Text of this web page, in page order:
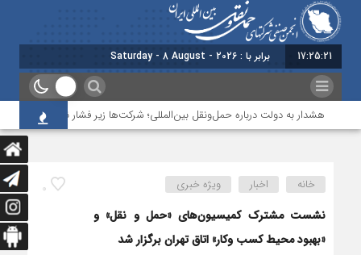
17:25:22 برابر با : Saturday - 8 August - 2026
هشدار به دولت درباره حمل‌ونقل بین‌المللی؛ شرکت‌ها زیر فشار نقدینگی، مالیات و
0 خانه اخبار ویژه خبری
نشست مشترک کمیسیون‌های «حمل و نقل» و
«بهبود محیط کسب وکار» اتاق تهران برگزار شد